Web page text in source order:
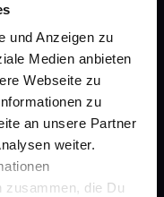
und Anzeigen zu
Medien anbieten
Webseite zu
zu
an unsere Partner
weiter.
zusammen, die Du